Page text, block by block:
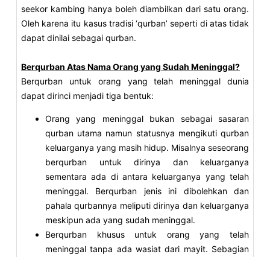
seekor kambing hanya boleh diambilkan dari satu orang.
Oleh karena itu kasus tradisi ‘qurban’ seperti di atas tidak
dapat dinilai sebagai qurban.
Berqurban Atas Nama Orang yang Sudah Meninggal?
Berqurban untuk orang yang telah meninggal dunia
dapat dirinci menjadi tiga bentuk:
Orang yang meninggal bukan sebagai sasaran
qurban utama namun statusnya mengikuti qurban
keluarganya yang masih hidup. Misalnya seseorang
berqurban untuk dirinya dan keluarganya
sementara ada di antara keluarganya yang telah
meninggal. Berqurban jenis ini dibolehkan dan
pahala qurbannya meliputi dirinya dan keluarganya
meskipun ada yang sudah meninggal.
Berqurban khusus untuk orang yang telah
meninggal tanpa ada wasiat dari mayit. Sebagian